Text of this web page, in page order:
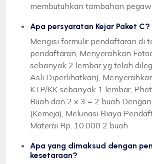
membutuhkan tambahan
Apa persyaratan Kejar Paket C?
Mengisi formulir pendaftaran di
pendaftaran, Menyerahkan
sebanyak 2 lembar yg telah
Asli Diperlihatkan),
KTP/KK sebanyak 1 lembar,
Buah dan 2 x 3 = 2 buah
(Kemeja), Melunasi Biaya
Materai Rp. 10.000 2 buah
Apa yang dimaksud dengan
kesetaraan?